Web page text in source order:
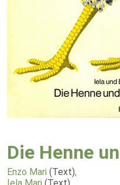
Die Henne
Enzo Mari (Text),